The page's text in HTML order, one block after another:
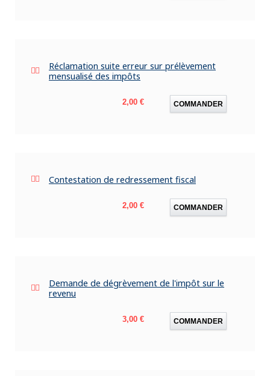
Réclamation suite erreur sur prélèvement
mensualisé des impôts
Prix
2,00 € COMMANDER
Contestation de redressement fiscal
Prix
2,00 € COMMANDER
Demande de dégrèvement de l'impôt sur le
revenu
Prix
3,00 € COMMANDER